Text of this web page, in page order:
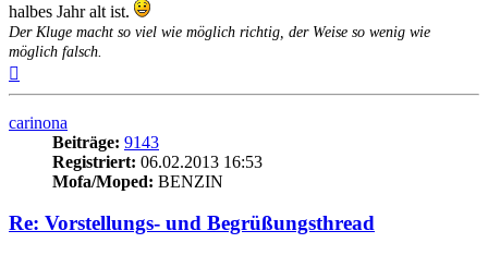
halbes Jahr alt ist.
Der Kluge macht so viel wie möglich richtig, der Weise so wenig wie
möglich falsch.
carinona
Beiträge: 9143
Registriert: 06.02.2013 16:53
Mofa/Moped: BENZIN
Re: Vorstellungs- und Begrüßungsthread